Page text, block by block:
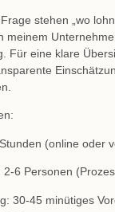
stehen „wo
meinem
Für eine klare
(online oder
2-6 Personen
30-45 minütiges